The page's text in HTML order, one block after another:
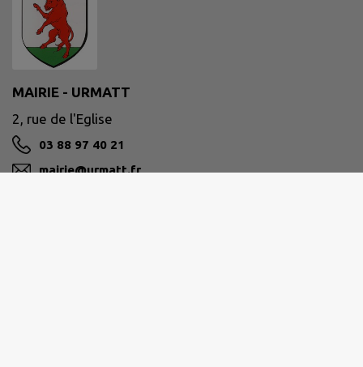
MAIRIE - URMATT
2, rue de l'Eglise
03 88 97 40 21
mairie@urmatt.fr